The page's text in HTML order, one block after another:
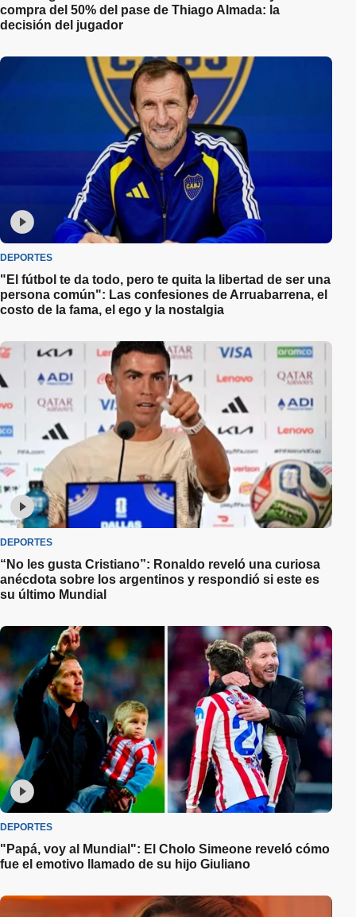
compra del 50% del pase de Thiago Almada: la
decisión del jugador
DEPORTES
"El fútbol te da todo, pero te quita la libertad de ser una
persona común": Las confesiones de Arruabarrena, el
costo de la fama, el ego y la nostalgia
DEPORTES
“No les gusta Cristiano”: Ronaldo reveló una curiosa
anécdota sobre los argentinos y respondió si este es
su último Mundial
DEPORTES
"Papá, voy al Mundial": El Cholo Simeone reveló cómo
fue el emotivo llamado de su hijo Giuliano